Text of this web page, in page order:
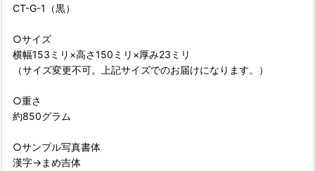
CT-G-1（黒）
○サイズ
横幅153ミリ×高さ150ミリ×厚み23ミリ
（サイズ変更不可。上記サイズでのお届けになります。）
○重さ
約850グラム
○サンプル写真書体
漢字→まめ吉体